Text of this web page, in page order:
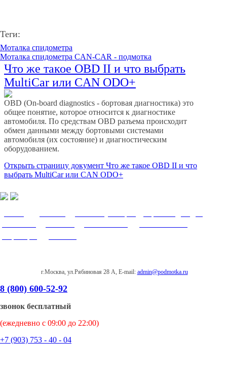
Теги:
Моталка спидометра
Моталка спидометра CAN-CAR - подмотка
Что же такое OBD II и что выбрать
MultiCar или CAN ODO+
OBD (On-board diagnostics - бортовая диагностика) это
общее понятие, которое относится к диагностике
автомобиля. По средствам OBD разъема происходит
обмен данными между бортовыми системами
автомобиля (их состояние) и диагностическим
оборудованием.
Открыть страницу документ Что же такое OBD II и что
выбрать MultiCar или CAN ODO+
г.Москва, ул.Рябиновая 28 А, E-mail: admin@podmotka.ru
8 (800) 600-52-92
звонок бесплатный
(ежедневно с 09:00 до 22:00)
+7 (903) 753 - 40 - 04